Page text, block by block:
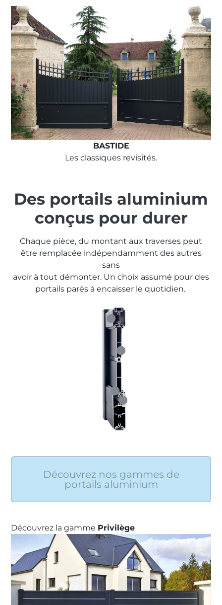
BASTIDE
Les classiques revisités.
Des portails aluminium
conçus pour durer
Chaque pièce, du montant aux traverses peut
être remplacée indépendamment des autres
sans
avoir à tout démonter. Un choix assumé pour des
portails parés à encaisser le quotidien.
Découvrez nos gammes de
portails aluminium
Découvrez la gamme Privilège